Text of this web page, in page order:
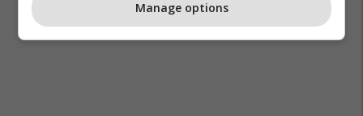
Manage options